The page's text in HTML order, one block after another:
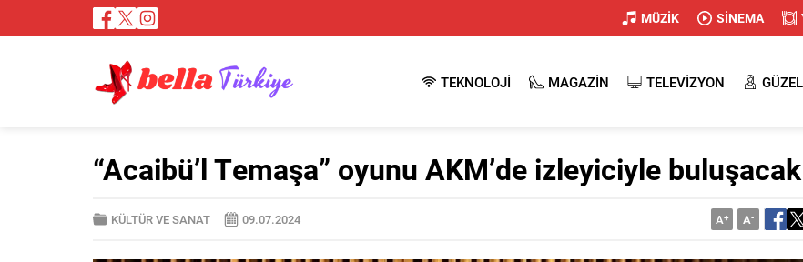
MÜZİK SİNEMA
TEKNOLOJİ MAGAZİN TELEVİZYON
“Acaibü’l Temaşa” oyunu AKM’de izleyiciyle buluşacak
KÜLTÜR VE SANAT 09.07.2024 A+ A-